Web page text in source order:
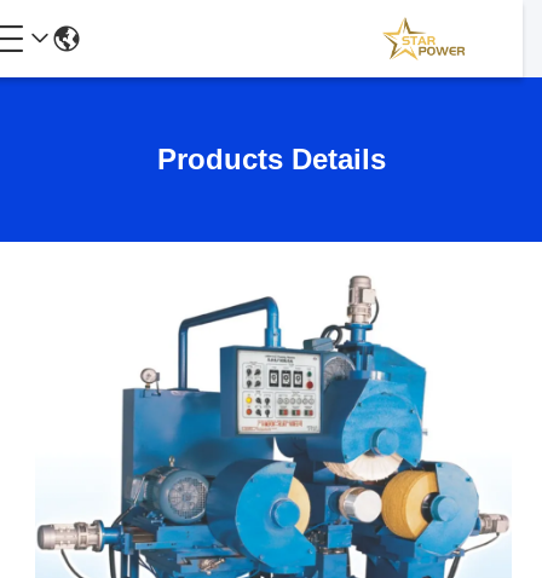
Products Details